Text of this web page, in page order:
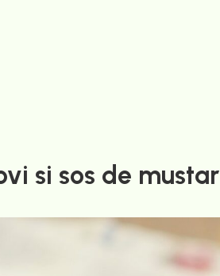
si sos de mustar